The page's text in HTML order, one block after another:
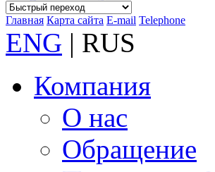
Главная Карта сайта E-mail Telephone
ENG | RUS
Компания
О нас
Обращение